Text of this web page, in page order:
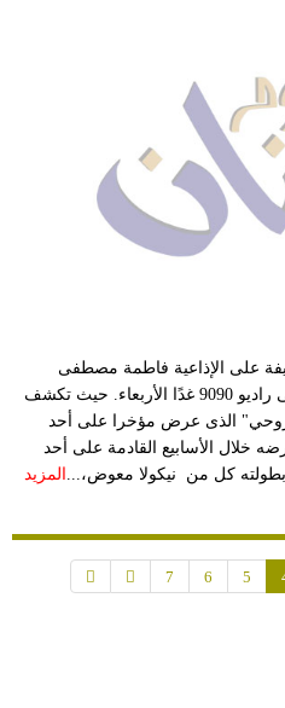
على الإذاعية فاطمة مصطفى
مقدمة برنامج "الرديو بيضحك" على راديو 9090 غدًا الأربعاء. حيث تكشف
الذى عرض مؤخرا على أحد
خلال الأسابيع القادمة على أحد
بطولته كل من نيكولا معوض،... المزيد
5
6
7